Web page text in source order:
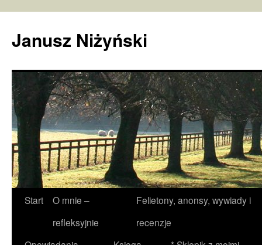
Janusz Niżyński
Przejdź
Start
O mnie –
refleksyjnie
Felietony, anonsy, wywiady i
recenzje